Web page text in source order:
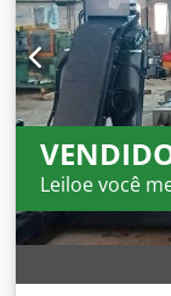
posições.
centro de
Contacte-nos
máquina. •
mm • Tamanho
magazine de
Dodpfjx D
de 4º eixo
Leiloe você